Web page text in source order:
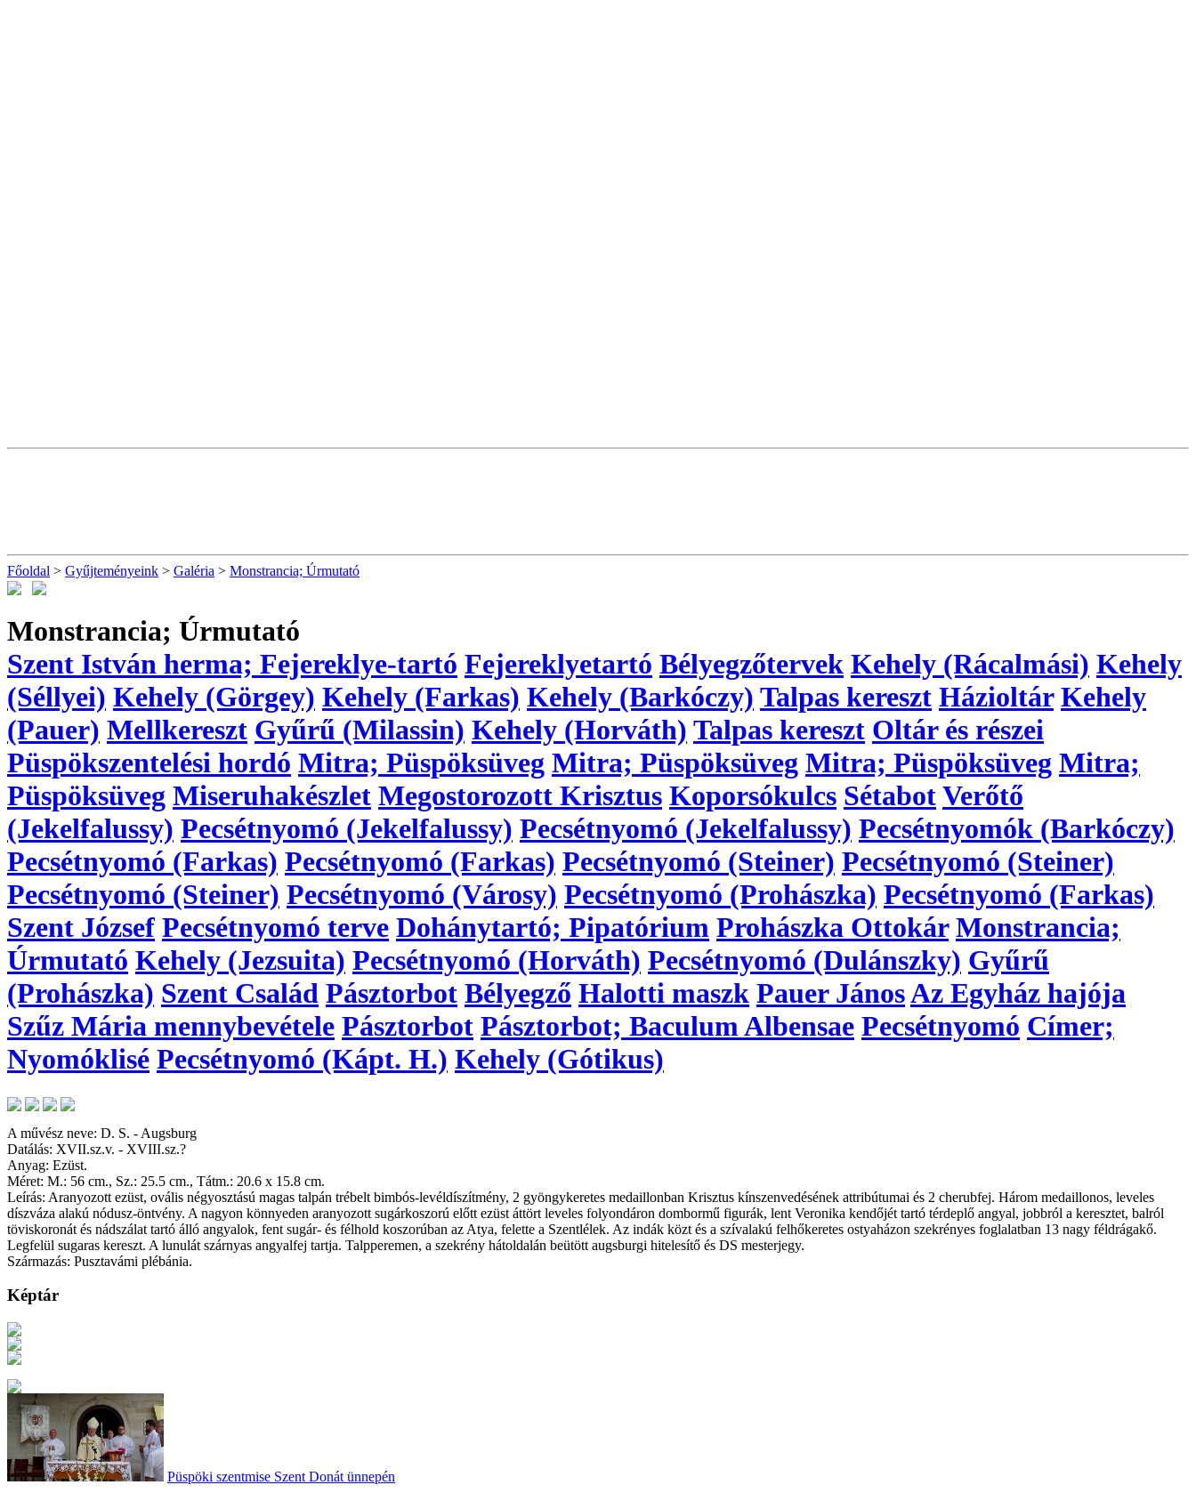
Főoldal > Gyűjteményeink > Galéria > Monstrancia; Úrmutató
Monstrancia; Úrmutató
Szent István herma; Fejereklye-tartó Fejereklyetartó Bélyegzőtervek Kehely (Rácalmási) Kehely
(Séllyei) Kehely (Görgey) Kehely (Farkas) Kehely (Barkóczy) Talpas kereszt Házioltár Kehely
(Pauer) Mellkereszt Gyűrű (Milassin) Kehely (Horváth) Talpas kereszt Oltár és részei
Püspökszentelési hordó Mitra; Püspöksüveg Mitra; Püspöksüveg Mitra; Püspöksüveg Mitra;
Püspöksüveg Miseruhakészlet Megostorozott Krisztus Koporsókulcs SétabotVerőtő
(Jekelfalussy) Pecsétnyomó (Jekelfalussy) Pecsétnyomó (Jekelfalussy) Pecsétnyomók (Barkóczy)
Pecsétnyomó (Farkas) Pecsétnyomó (Farkas) Pecsétnyomó (Steiner) Pecsétnyomó (Steiner)
Pecsétnyomó (Steiner) Pecsétnyomó (Városy) Pecsétnyomó (Prohászka) Pecsétnyomó (Farkas)
Szent József Pecsétnyomó terve Dohánytartó; Pipatórium Prohászka Ottokár Monstrancia;
Úrmutató Kehely (Jezsuita) Pecsétnyomó (Horváth) Pecsétnyomó (Dulánszky) Gyűrű
(Prohászka) Szent Család Pásztorbot Bélyegző Halotti maszk Pauer JánosAz Egyház hajója
Szűz Mária mennybevétele Pásztorbot Pásztorbot; Baculum Albensae Pecsétnyomó Címer;
Nyomóklisé Pecsétnyomó (Kápt. H.) Kehely (Gótikus)
A művész neve: D. S. - Augsburg
Datálás: XVII.sz.v. - XVIII.sz.?
Anyag: Ezüst.
Méret: M.: 56 cm., Sz.: 25.5 cm., Tátm.: 20.6 x 15.8 cm.
Leírás: Aranyozott ezüst, ovális négyosztású magas talpán trébelt bimbós-levéldíszítmény, 2 gyöngykeretes medaillonban Krisztus kínszenvedésének attribútumai és 2 cherubfej. Három medaillonos, leveles
díszváza alakú nódusz-öntvény. A nagyon könnyeden aranyozott sugárkoszorú előtt ezüst áttört leveles folyondáron dombormű figurák, lent Veronika kendőjét tartó térdeplő angyal, jobbról a keresztet, balról
töviskoronát és nádszálat tartó álló angyalok, fent sugár- és félhold koszorúban az Atya, felette a Szentlélek. Az indák közt és a szívalakú felhőkeretes ostyaházon szekrényes foglalatban 13 nagy féldrágakő.
Legfelül sugaras kereszt. A lunulát szárnyas angyalfej tartja. Talpperemen, a szekrény hátoldalán beütött augsburgi hitelesítő és DS mesterjegy.
Származás: Pusztavámi plébánia.
Képtár
Püspöki szentmise Szent Donát ünnepén